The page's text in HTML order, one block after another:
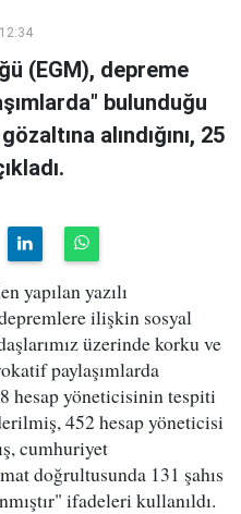
(EGM), depreme
bulunduğu
alındığını, 25
yapılan yazılı
ilişkin sosyal
üzerinde korku ve
paylaşımlarda
hesap yöneticisinin tespiti
452 hesap yöneticisi
cumhuriyet
doğrultusunda 131 şahıs
ifadeleri kullanıldı.